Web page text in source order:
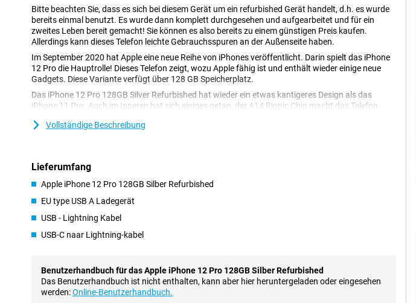
Bitte beachten Sie, dass es sich bei diesem Gerät um ein refurbished Gerät handelt, d.h. es wurde
bereits einmal benutzt. Es wurde dann komplett durchgesehen und aufgearbeitet und für ein
zweites Leben bereit gemacht! Sie können es also bereits zu einem günstigen Preis kaufen.
Allerdings kann dieses Telefon leichte Gebrauchsspuren an der Außenseite haben.
Im September 2020 hat Apple eine neue Reihe von iPhones veröffentlicht. Darin spielt das iPhone
12 Pro die Hauptrolle! Dieses Telefon zeigt, wozu Apple fähig ist und enthält wieder einige neue
Gadgets. Diese Variante verfügt über 128 GB Speicherplatz.
Das iPhone 12 Pro 128GB Silver Refurbished hat wieder ein etwas kantigeres Design als das
iPhone 11 Pro. Auch im Inneren hat sich einiges getan, der A14 Bionic Chip macht das Telefon
des iPhone 5. Im Gegensatz dazu hat das iPhone 11 Pro ein eher abgerundetes Design. Die
Glas.
Schönes und intelligentes OLED-Display
Zoll-Super-Retina-XDR-Display. Da es sich um ein OLED-Display handelt, ist Silber wirklich Silber
Das iPhone 12 nutzt außerdem einige clevere Techniken, um das Bild so lebensecht aussehen zu
lassen. Zum Beispiel passt die HDR-Technologie die Helligkeit des Bildschirms an das Geschehen
auf dem Bildschirm an. Die True Tone Technologie passt die Farbwiedergabe an das
Vollständige Beschreibung
Lieferumfang
Apple iPhone 12 Pro 128GB Silber Refurbished
EU type USB A Ladegerät
USB - Lightning Kabel
USB-C naar Lightning-kabel
Benutzerhandbuch für das Apple iPhone 12 Pro 128GB Silber Refurbished
Das Benutzerhandbuch ist nicht enthalten, kann aber hier heruntergeladen oder eingesehen
werden:Online-Benutzerhandbuch.